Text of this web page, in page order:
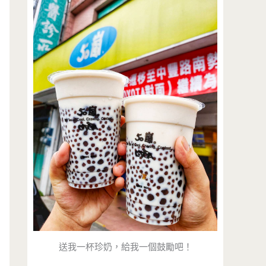
送我一杯珍奶，給我一個鼓勵吧！